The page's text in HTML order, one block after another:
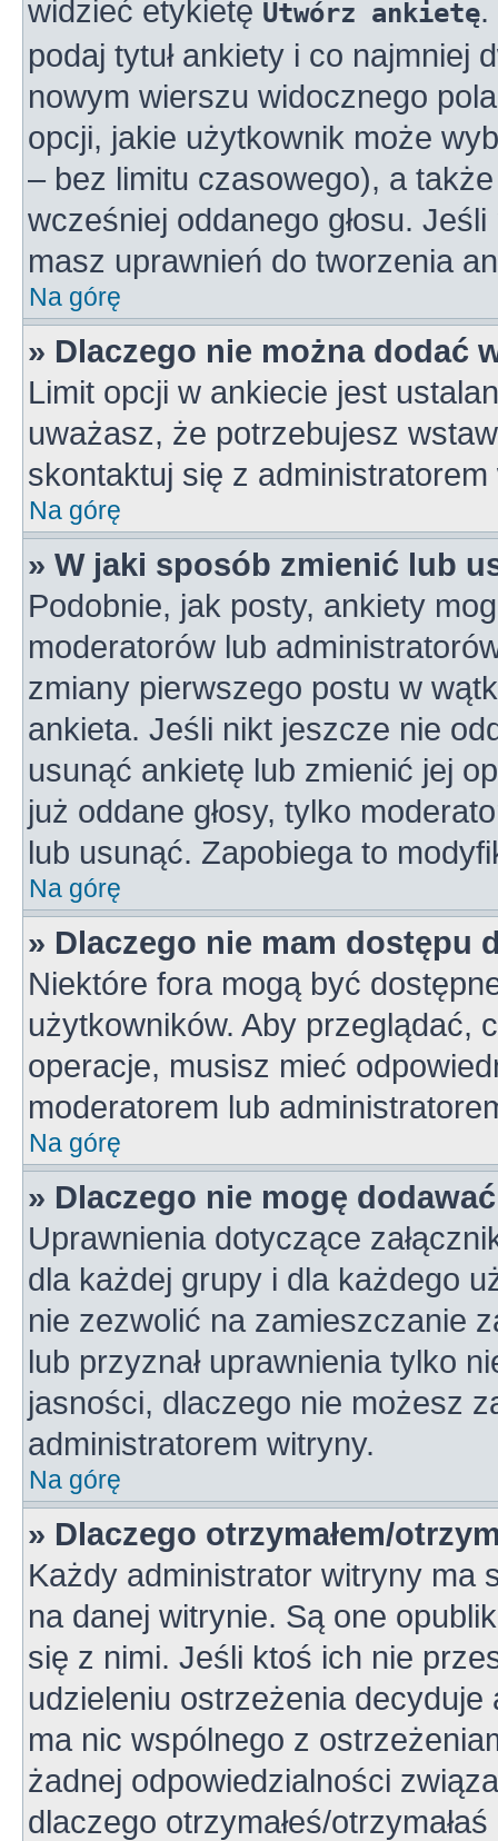
widzieć etykietę Utwórz ankietę.
podaj tytuł ankiety i co najmniej
nowym wierszu widocznego
opcji, jakie użytkownik może
– bez limitu czasowego), a
wcześniej oddanego głosu.
masz uprawnień do tworzenia
Na górę
» Dlaczego nie można dodać
Limit opcji w ankiecie jest
uważasz, że potrzebujesz
skontaktuj się z administratorem
Na górę
» W jaki sposób zmienić lub
Podobnie, jak posty, ankiety
moderatorów lub
zmiany pierwszego postu w
ankieta. Jeśli nikt jeszcze nie
usunąć ankietę lub zmienić jej
już oddane głosy, tylko
lub usunąć. Zapobiega to
Na górę
» Dlaczego nie mam dostępu
Niektóre fora mogą być
użytkowników. Aby przeglądać,
operacje, musisz mieć
moderatorem lub
Na górę
» Dlaczego nie mogę
Uprawnienia dotyczące
dla każdej grupy i dla każdego
nie zezwolić na zamieszczanie
lub przyznał uprawnienia tylko
jasności, dlaczego nie możesz
administratorem witryny.
Na górę
» Dlaczego otrzymałem/
Każdy administrator witryny ma
na danej witrynie. Są one
się z nimi. Jeśli ktoś ich nie
udzieleniu ostrzeżenia
ma nic wspólnego z
żadnej odpowiedzialności
dlaczego otrzymałeś/